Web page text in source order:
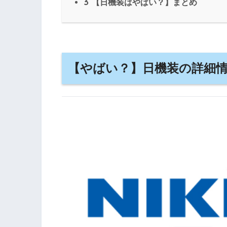
【日機装はやばい？】まとめ
【やばい？】日機装の詳細